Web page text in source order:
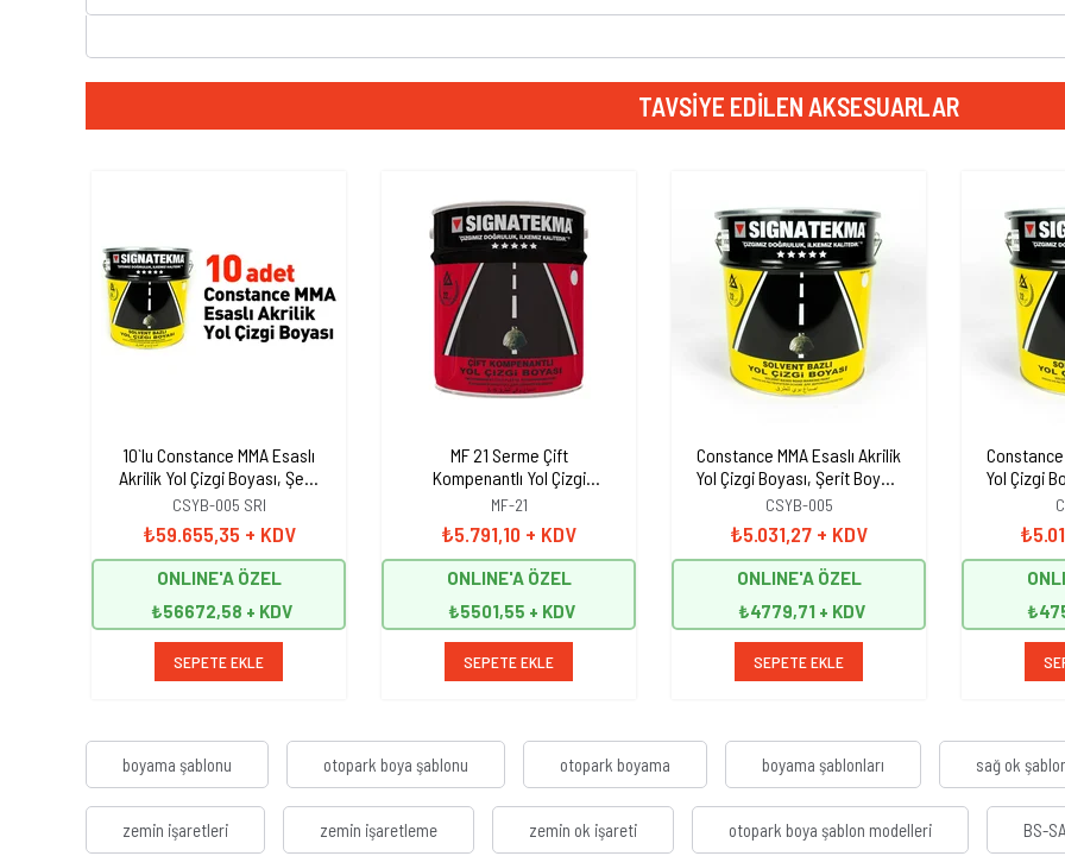
TAVSIYE EDILEN AKSESUARLAR
10`lu Constance MMA Esaslı
Akrilik Yol Çizgi Boyası, Şerit
Boyası 25 kg Sarı
CSYB-005 SRI
₺59.655,35 + KDV
ONLINE'A ÖZEL
₺56672,58
SEPETE EKLE
MF 21 Serme Çift
Kompenantlı Yol Çizgi
Boyası, Şerit Boyası 25 kg
Sarı
MF-21
₺5.791,10 + KDV
ONLINE'A ÖZEL
₺5501,55
SEPETE EKLE
Constance MMA Esaslı Akrilik
Yol Çizgi Boyası, Şerit Boyası
25 kg Kırmızı
CSYB-005
₺5.031,27 + KDV
ONLINE'A ÖZEL
₺4779,71
SEPETE EKLE
Constance
Yol Çizgi
boyama şablonu otopark boya şablonu otopark boyama boyama şablonları sağ ok
zemin işaretleri zemin işaretleme zemin ok işareti otopark boya şablon modelleri BS-